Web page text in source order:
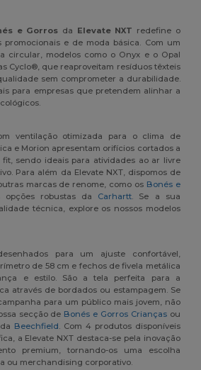
e Gorros da Elevate NXT redefine o
promocionais e de moda básica. Com um
circular, modelos como o Onyx e o Opal
Cyclo®, que reaproveitam resíduos têxteis
sem comprometer a durabilidade.
para empresas que pretendem alinhar a
ventilação otimizada para o clima de
e Morion apresentam orifícios cortados a
sendo ideais para atividades ao ar livre
Para além da Elevate NXT, dispomos de
marcas de renome, como os Bonés e
robustas da Carhartt. Se a sua
técnica, explore os nossos modelos
para um ajuste confortável,
de 58 cm e fechos de fivela metálica
e estilo. São a tela perfeita para a
através de bordados ou estampagem. Se
para um público mais jovem, não
secção de Bonés e Gorros Criançasou
Beechfield. Com 4 produtos disponíveis
a Elevate NXT destaca-se pela inovação
premium, tornando-os uma escolha
ou merchandising corporativo.